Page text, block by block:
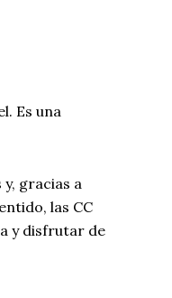
Es una
gracias a
las CC
y disfrutar de